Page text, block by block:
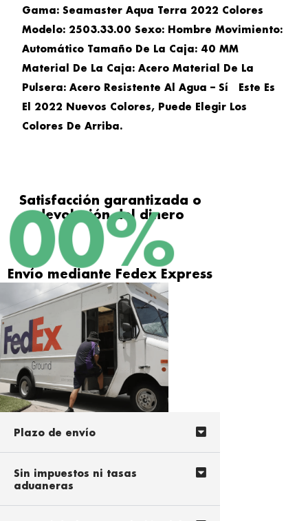
Gama: Seamaster Aqua Terra 2022 Colores
Modelo: 2503.33.00 Sexo: Hombre Movimiento:
Automático Tamaño De La Caja: 40 MM
Material De La Caja: Acero Material De La
Pulsera: Acero Resistente Al Agua – Sí Este Es
El 2022 Nuevos Colores, Puede Elegir Los
Colores De Arriba.
Satisfacción garantizada o
devolución del dinero
%
Envío mediante Fedex Express
Plazo de envío
Sin impuestos ni tasas
aduaneras